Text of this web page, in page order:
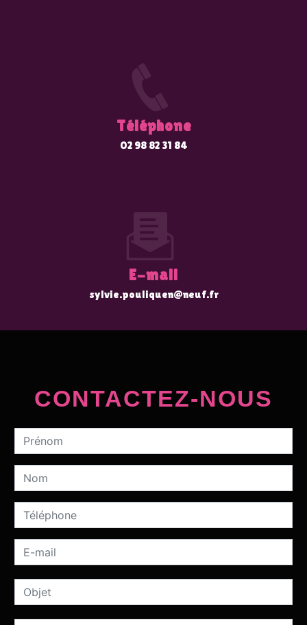
Téléphone
02 98 82 31 84
E-mail
sylvie.pouliquen@neuf.fr
CONTACTEZ-NOUS